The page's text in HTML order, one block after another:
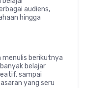
audiens,
hingga
menulis berikutnya
belajar
sampai
yang seru